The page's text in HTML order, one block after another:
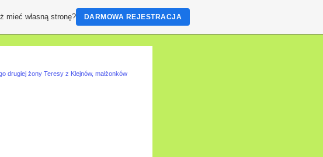
drugiej żony Teresy z Klejnów, małżonków
mieć własną stronę? DARMOWA REJESTRACJA